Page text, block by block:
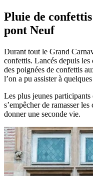
Pluie de
pont Neuf
Durant tout le Grand
confettis. Lancés depuis
des poignées de confettis
l’on a pu assister à
Les plus jeunes
s’empêcher de ramasser
donner une seconde vie.